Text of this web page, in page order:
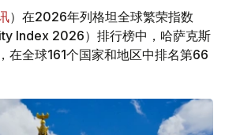
）在2026年列格坦全球繁荣指数
Index 2026）排行榜中，哈萨克斯
在全球161个国家和地区中排名第66